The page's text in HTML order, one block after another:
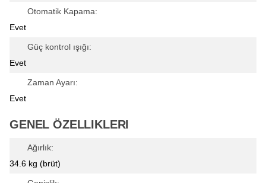
Otomatik Kapama:
Evet
Güç kontrol ışığı:
Evet
Zaman Ayarı:
Evet
GENEL ÖZELLIKLERI
Ağırlık:
34.6 kg (brüt)